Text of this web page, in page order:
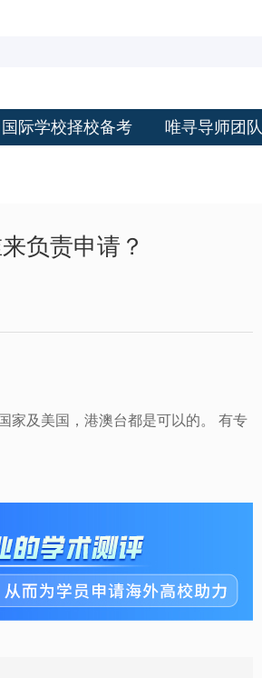
国际学校择校备考 唯寻导师团队
负责申请？
家及美国，港澳台都是可以的。 有专